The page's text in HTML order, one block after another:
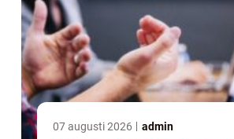
07 augusti 2026 admin